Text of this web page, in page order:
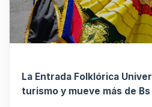
La Entrada Folklórica
turismo y mueve más de Bs